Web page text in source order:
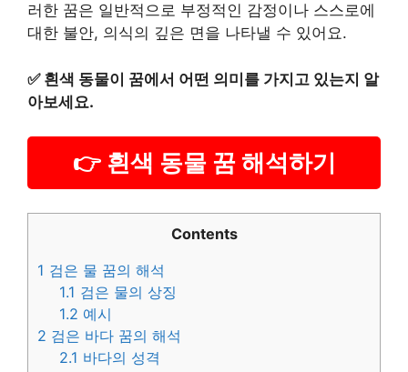
러한 꿈은 일반적으로 부정적인 감정이나 스스로에
대한 불안, 의식의 깊은 면을 나타낼 수 있어요.
✅ 흰색 동물이 꿈에서 어떤 의미를 가지고 있는지 알
아보세요.
👉 흰색 동물 꿈 해석하기
Contents
1 검은 물 꿈의 해석
1.1 검은 물의 상징
1.2 예시
2 검은 바다 꿈의 해석
2.1 바다의 성격